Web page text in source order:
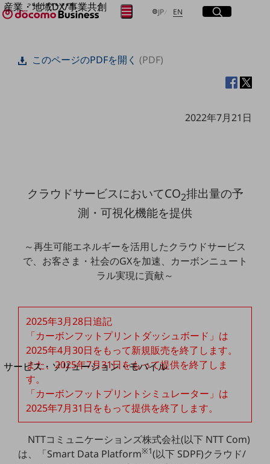
産業・地域DX/事業共創
OPEN HUB for Plural Futures
OPEN HUB for Plural Futuresとは
Smart Industry
地域の取り組み
地域社会を支える皆さまと地域課題の解決や
地域経済のさらなる活性化に取り組みます
別ウィンドウで開きます
サービス・ソリューション・モバイル
サービス・ソリューションTOP
DXに関する課題を解決する
サービス・ソリューションをご紹介
カテゴリーで探す
カテゴリーで探すTOP
ネットワーク・モバイル
JP日本語
EN Englishサイト内検索
開く
メニュー
開く
フリーワードを入力して探す
検索する
このページのPDFを開く(PDF)
2022年7月21日
クラウドサービスにおいてCO2排出量の予
測・可視化機能を提供
～再生可能エネルギーを活用したクラウドサービス
で、お客さま・社会のGXを加速、カーボンニュート
ラル実現に貢献～
2025年3月28日追記
「カーボンフットプリントダッシュボード」は
2025年4月30日をもって新規販売を終了します。
また、2025年7月31日をもって提供を終了しま
す。
「カーボンフットプリントシミュレーター」は
2025年7月31日をもって提供を終了します。
NTTコミュニケーションズ株式会社(以下 NTT Com)
は、「Smart Data Platform※1(以下 SDPF)クラウド/